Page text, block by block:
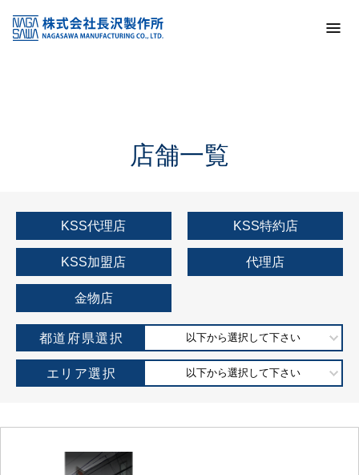
KSS加盟店・取扱店情報
店舗一覧
店舗一覧
KSS代理店 KSS特約店
KSS加盟店 代理店
金物店
都道府県選択 以下から選択して下さい
エリア選択 以下から選択して下さい